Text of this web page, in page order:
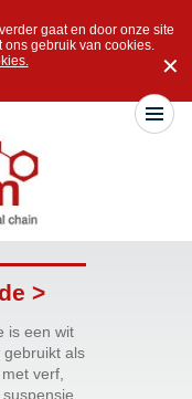
gaat en door onze site
ons gebruik van cookies.
✕
>
is een wit
als
verf,